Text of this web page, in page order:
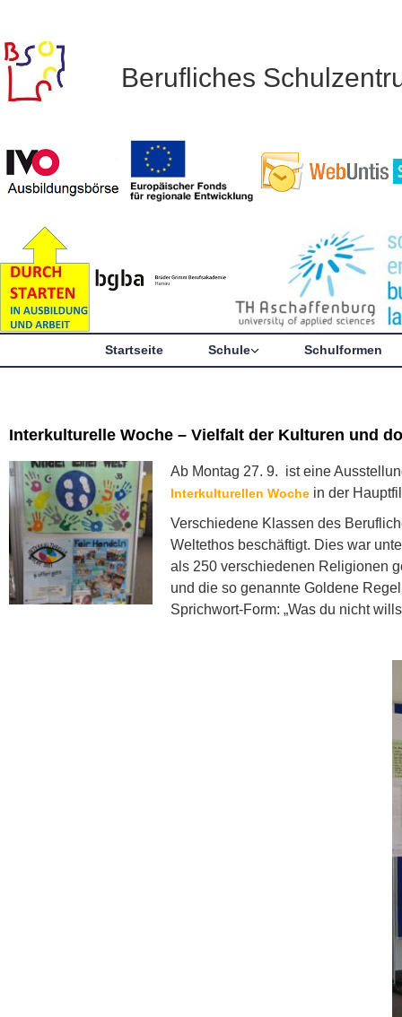
Berufliches
Startseite Schule Schulformen
Interkulturelle Woche – Vielfalt der Kulturen und
Ab Montag 27. 9. ist eine
Interkulturellen Woche in der
Verschiedene Klassen des
Weltethos beschäftigt. Dies war
als 250 verschiedenen Religionen
und die so genannte Goldene
Sprichwort-Form: „Was du nicht